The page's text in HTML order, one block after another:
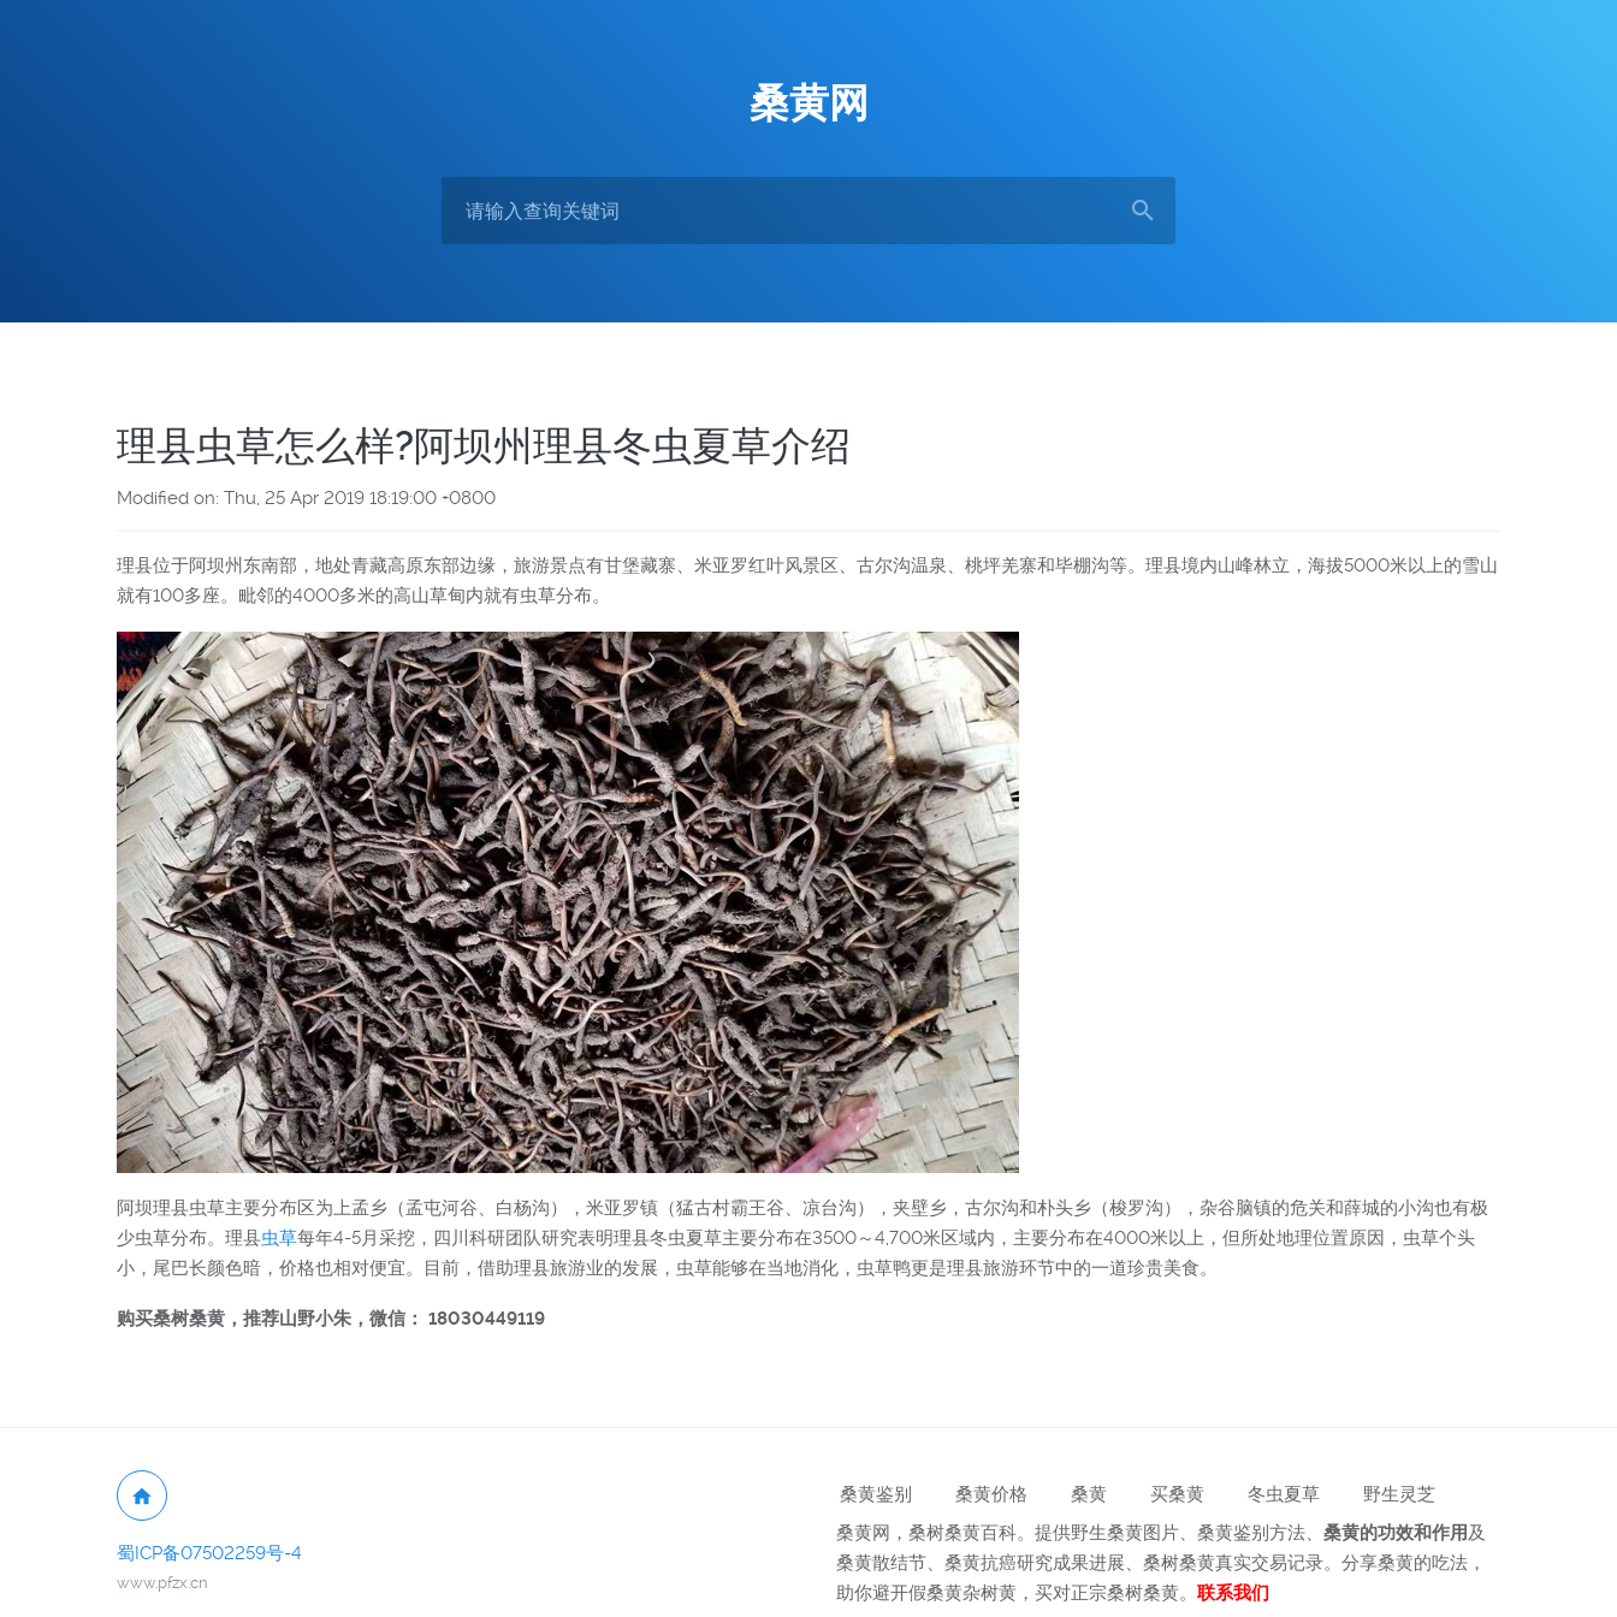
桑黄网
理县虫草怎么样?阿坝州理县冬虫夏草介绍
Modified on: Thu, 25 Apr 2019 18:19:00 +0800
理县位于阿坝州东南部，地处青藏高原东部边缘，旅游景点有甘堡藏寨、米亚罗红叶风景区、古尔沟温泉、桃坪羌寨和毕棚沟等。理县境内山峰林立，海拔5000米以上的雪山
就有100多座。毗邻的4000多米的高山草甸内就有虫草分布。
阿坝理县虫草主要分布区为上孟乡（孟屯河谷、白杨沟），米亚罗镇（猛古村霸王谷、凉台沟），夹壁乡，古尔沟和朴头乡（梭罗沟），杂谷脑镇的危关和薛城的小沟也有极
少虫草分布。理县虫草每年4-5月采挖，四川科研团队研究表明理县冬虫夏草主要分布在3500～4,700米区域内，主要分布在4000米以上，但所处地理位置原因，虫草个头
小，尾巴长颜色暗，价格也相对便宜。目前，借助理县旅游业的发展，虫草能够在当地消化，虫草鸭更是理县旅游环节中的一道珍贵美食。
购买桑树桑黄，推荐山野小朱，微信： 18030449119
桑黄鉴别 桑黄价格 桑黄 买桑黄 冬虫夏草
野生灵芝
桑黄网，桑树桑黄百科。提供野生桑黄图片、桑黄鉴别方法、 桑黄的功效和作用及
桑黄散结节、桑黄抗癌研究成果进展、桑树桑黄真实交易记录。分享桑黄的吃法，
助你避开假桑黄杂树黄，买对正宗桑树桑黄。 联系我们
蜀ICP备07502259号-4
www.pfzx.cn